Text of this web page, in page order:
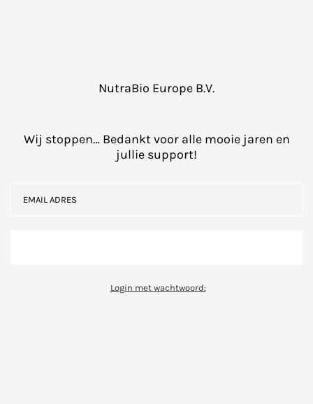
NutraBio Europe B.V.
Wij stoppen… Bedankt voor alle mooie jaren en
jullie support!
Login met wachtwoord: